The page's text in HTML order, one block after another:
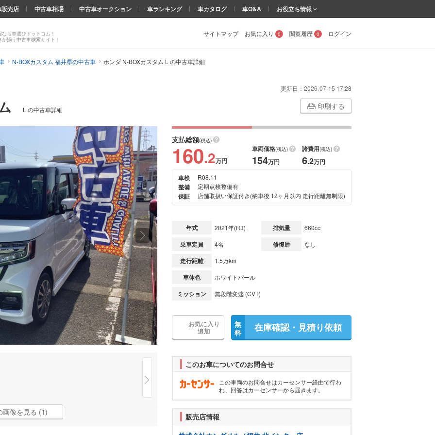
ら車選びドットコム！
揃う中古車検索サイト！
サイトマップ お気に入り 0 閲覧履歴 0 ログイン
売店 中古車相場 中古車オークション 車ランキング 車カタログ 車Q&A お役立ち情報
N-BOXカスタム 福井県の中古車 ホンダ N-BOXカスタム L の中古車詳細
更新日： 2026-07-15 17:28
L の中古車詳細 印刷する
次の
画像
画像を見る (1)
支払総額(税込)
160.2万円
車両価格(税込)
154万円
諸費用(税込)
6.2万円
車検
R08.11
整備 定期点検整備有
保証 店舗取扱い保証付き(納車後 12ヶ月以内 走行距離無制限)
年式 2021年(R3) 排気量 660cc
乗車定員 4名 修復歴 なし
走行距離 1.5万km
車体色 ホワイトパール
ミッション 無段階変速 (CVT)
お気に入り
追加
無
料
在庫確認・見積り依頼
このお車についてのお問合せ
この車両のお問合せはカーセンサー経由で行わ
れ、回答はカーセンサーから届きます。
販売店情報